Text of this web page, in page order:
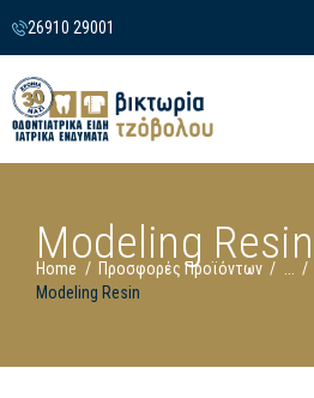
26910 29001
Modeling Resin
Home Προσφορές Προϊόντων
Modeling Resin